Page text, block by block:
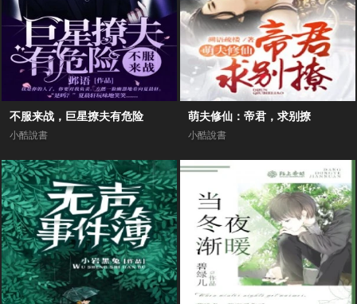
不服来战，巨星撩夫有危险
小酷說書
萌夫修仙：帝君，求别撩
小酷說書